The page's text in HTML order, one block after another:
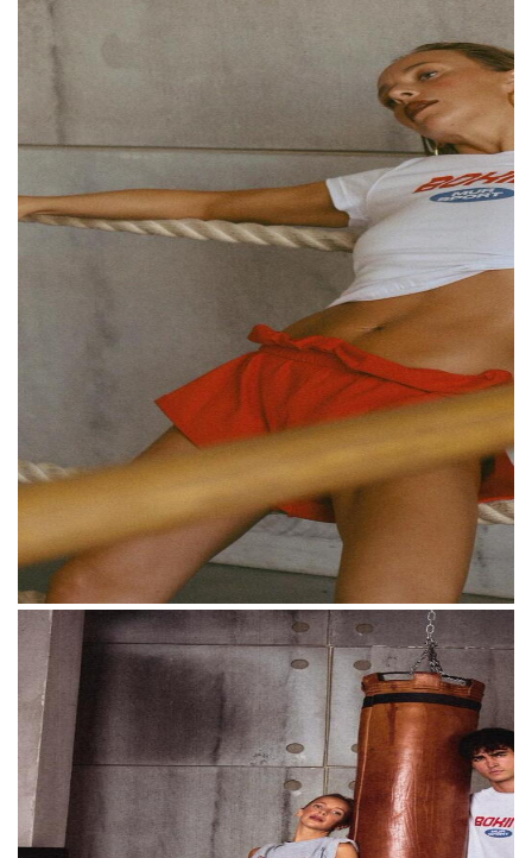
вопрос. Тогда Мур попросила Карину
изменить шрифт логотипа — та выполнила
это условие, и сейчас считает обвинения
в плагиате необоснованными.
Слева — логотип бренда Карины
справа — логотип бренда Мадонны Мур
Мадонна Мур предоставила The Blueprint
документы, касательно регистрации
товарного знака Mur.Первый документ —
свидетельство № 1237063 от 1 июля 2026
года на знак «mur». Регистрация охватывает
ювелирные изделия и часы,
телекоммуникации, производство
видеоконтента, услуги дизайна и онлайн-
соцсети. Одежда в этот перечень не входит.
Второй документ — заявка на классы,
связанные с одеждой, обувью и
аксессуарами. Она была подана 9 декабря
2025 года и на момент публикации
находится на рассмотрении.
Карина Мурашкина тоже подала заявку на
регистрацию товарного знака по классу
одежды, но спустя несколько месяцев — 2
августа 2026 года.
«
Если ведомство посчитает, что есть
конфликт товарных знаков, то стороны
должны доказать, у кого приоритет
ТЕКСТ: КАТЕРИНА КУКУШКИНА , ДАША СОЛОМАТИНА